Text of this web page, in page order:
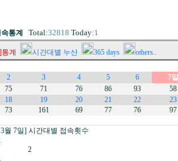
통계 Total:32818 Today:1
계 시간대별 누산 365 days
others..
2 3 4 5 6
7일
75 71 76 86 93
58
18 19 20 21 22
23
73 161 69 77 76 97
7일] 시간대별 접속횟수
2